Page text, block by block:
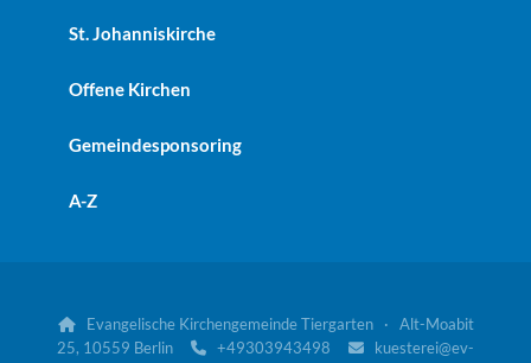
St. Johanniskirche
Offene Kirchen
Gemeindesponsoring
A-Z
Evangelische Kirchengemeinde Tiergarten · Alt-Moabit
25, 10559 Berlin
 +49303943498 
kuesterei@ev-